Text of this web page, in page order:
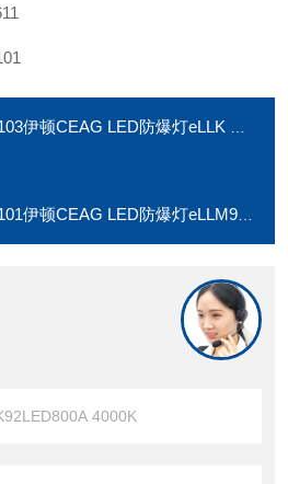
CEAG LED防爆灯eLLK 92 LED 800A 5700K
顿CEAG LED防爆灯eLLM92LED400A 30W